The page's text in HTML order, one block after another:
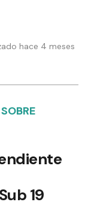
hace 4 meses
19